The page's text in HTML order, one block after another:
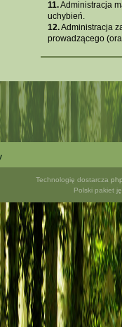
11.Administracja
uchybień.
12.Administracja
prowadzącego
Technologię dostarcza
Polski pakiet